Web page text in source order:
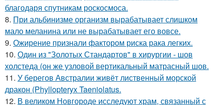
благодаря спутникам роскосмоса.
8. При альбинизме организм вырабатывает слишком
мало меланина или не вырабатывает его вовсе.
9. Ожирение признали фактором риска рака легких.
10. Один из "Золотых Стандартов" в хирургии - шов
холстеда (он же узловой вертикальный матрасный шов.
11. У берегов Австралии живёт лиственный морской
дракон (Phyllopteryx Taeniolatus.
12. В великом Новгороде исследуют храм, связанный с